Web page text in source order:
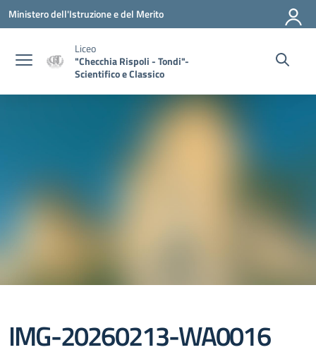
Vai ai contenuti
Vai al menu di navigazione
Vai al footer
Ministero dell'Istruzione e del Merito
Liceo
"Checchia Rispoli - Tondi"-
Scientifico e Classico
IMG-20260213-WA0016